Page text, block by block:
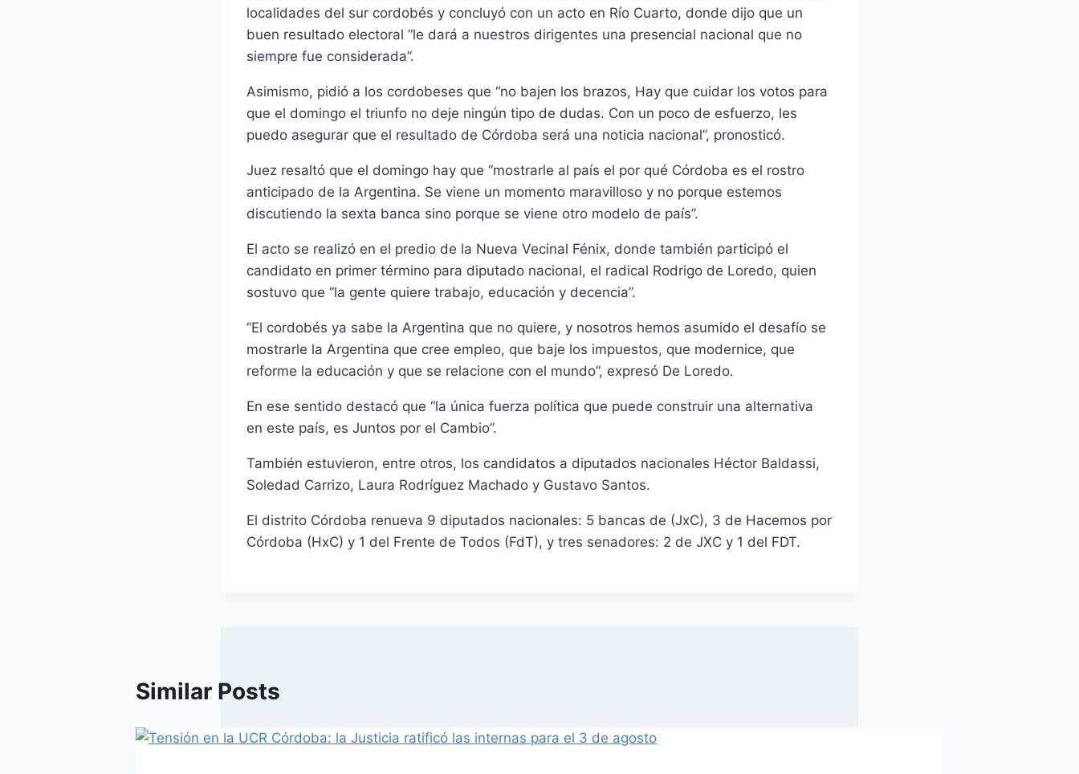
localidades del sur cordobés y concluyó con un acto en Río Cuarto, donde dijo que un
buen resultado electoral “le dará a nuestros dirigentes una presencial nacional que no
siempre fue considerada”.
Asimismo, pidió a los cordobeses que “no bajen los brazos, Hay que cuidar los votos para
que el domingo el triunfo no deje ningún tipo de dudas. Con un poco de esfuerzo, les
puedo asegurar que el resultado de Córdoba será una noticia nacional”, pronosticó.
Juez resaltó que el domingo hay que “mostrarle al país el por qué Córdoba es el rostro
anticipado de la Argentina. Se viene un momento maravilloso y no porque estemos
discutiendo la sexta banca sino porque se viene otro modelo de país”.
El acto se realizó en el predio de la Nueva Vecinal Fénix, donde también participó el
candidato en primer término para diputado nacional, el radical Rodrigo de Loredo, quien
sostuvo que “la gente quiere trabajo, educación y decencia”.
“El cordobés ya sabe la Argentina que no quiere, y nosotros hemos asumido el desafío se
mostrarle la Argentina que cree empleo, que baje los impuestos, que modernice, que
reforme la educación y que se relacione con el mundo”, expresó De Loredo.
En ese sentido destacó que “la única fuerza política que puede construir una alternativa
en este país, es Juntos por el Cambio”.
También estuvieron, entre otros, los candidatos a diputados nacionales Héctor Baldassi,
Soledad Carrizo, Laura Rodríguez Machado y Gustavo Santos.
El distrito Córdoba renueva 9 diputados nacionales: 5 bancas de (JxC), 3 de Hacemos por
Córdoba (HxC) y 1 del Frente de Todos (FdT), y tres senadores: 2 de JXC y 1 del FDT.
Similar Posts